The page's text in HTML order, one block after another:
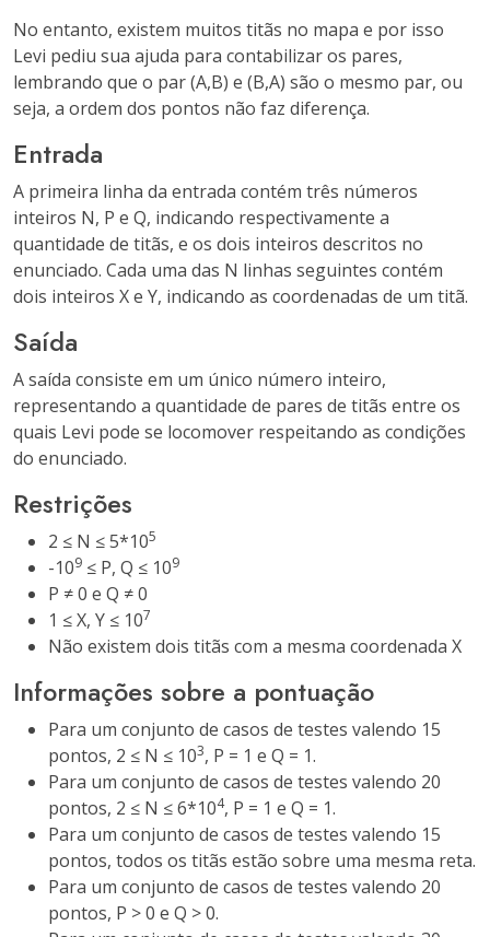
No entanto, existem muitos titãs no mapa e por isso
Levi pediu sua ajuda para contabilizar os pares,
lembrando que o par (A,B) e (B,A) são o mesmo par, ou
seja, a ordem dos pontos não faz diferença.
Entrada
A primeira linha da entrada contém três números
inteiros N, P e Q, indicando respectivamente a
quantidade de titãs, e os dois inteiros descritos no
enunciado. Cada uma das N linhas seguintes contém
dois inteiros X e Y, indicando as coordenadas de um titã.
Saída
A saída consiste em um único número inteiro,
representando a quantidade de pares de titãs entre os
quais Levi pode se locomover respeitando as condições
do enunciado.
Restrições
2 ≤ N ≤ 5*105
-109 ≤ P, Q ≤ 109
P ≠ 0 e Q ≠ 0
1 ≤ X, Y ≤ 107
Não existem dois titãs com a mesma coordenada X
Informações sobre a pontuação
Para um conjunto de casos de testes valendo 15
pontos, 2 ≤ N ≤ 103, P = 1 e Q = 1.
Para um conjunto de casos de testes valendo 20
pontos, 2 ≤ N ≤ 6*104, P = 1 e Q = 1.
Para um conjunto de casos de testes valendo 15
pontos, todos os titãs estão sobre uma mesma reta.
Para um conjunto de casos de testes valendo 20
pontos, P > 0 e Q > 0.